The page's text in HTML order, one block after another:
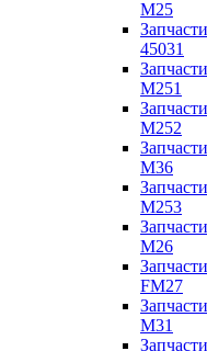
M25
45031
M251
M252
M36
M253
M26
FM27
M31